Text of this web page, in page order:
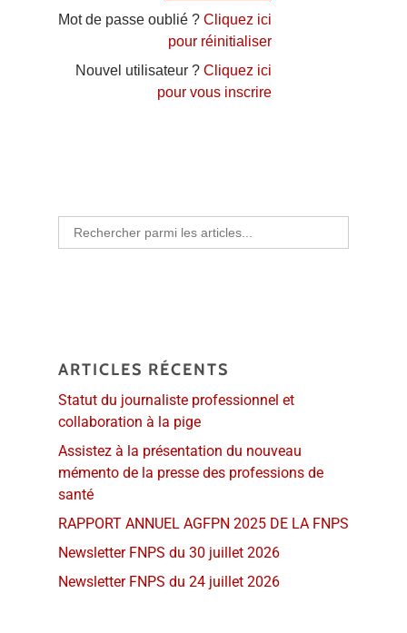
Mot de passe oublié ?Cliquez ici
pour réinitialiser
Nouvel utilisateur ?Cliquez ici
pour vous inscrire
Search
for:
ARTICLES RÉCENTS
Statut du journaliste professionnel et
collaboration à la pige
Assistez à la présentation du nouveau
mémento de la presse des professions de
santé
RAPPORT ANNUEL AGFPN 2025 DE LA FNPS
Newsletter FNPS du 30 juillet 2026
Newsletter FNPS du 24 juillet 2026